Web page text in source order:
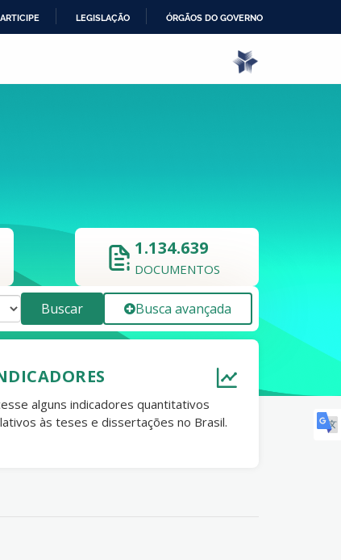
LEGISLAÇÃO ÓRGÃOS DO GOVERNO
1.134.639
DOCUMENTOS
Buscar Busca avançada
alguns indicadores quantitativos
às teses e dissertações no Brasil.